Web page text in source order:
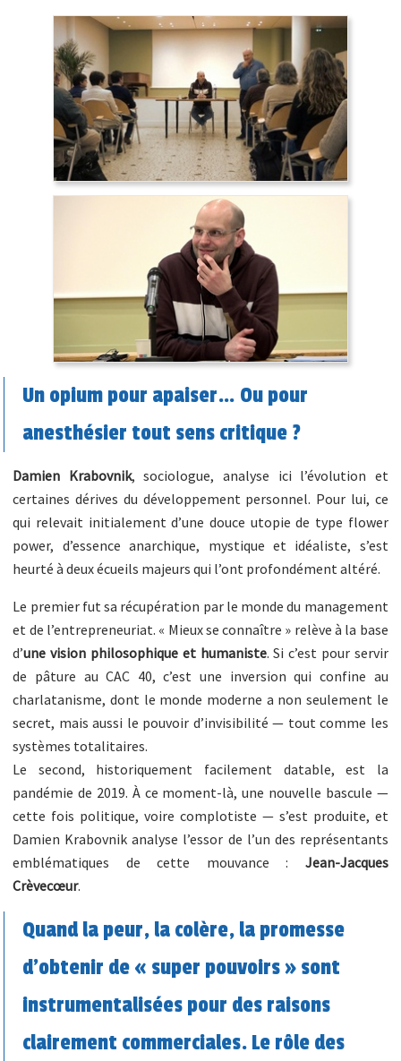
Un opium pour apaiser… Ou pour
anesthésier tout sens critique ?
Damien Krabovnik, sociologue, analyse ici l’évolution et
certaines dérives du développement personnel. Pour lui, ce
qui relevait initialement d’une douce utopie de type flower
power, d’essence anarchique, mystique et idéaliste, s’est
heurté à deux écueils majeurs qui l’ont profondément altéré.
Le premier fut sa récupération par le monde du management
et de l’entrepreneuriat. « Mieux se connaître » relève à la base
d’une vision philosophique et humaniste. Si c’est pour servir
de pâture au CAC 40, c’est une inversion qui confine au
charlatanisme, dont le monde moderne a non seulement le
secret, mais aussi le pouvoir d’invisibilité — tout comme les
systèmes totalitaires.
Le second, historiquement facilement datable, est la
pandémie de 2019. À ce moment-là, une nouvelle bascule —
cette fois politique, voire complotiste — s’est produite, et
Damien Krabovnik analyse l’essor de l’un des représentants
emblématiques de cette mouvance : Jean-Jacques
Crèvecœur.
Quand la peur, la colère, la promesse
d’obtenir de « super pouvoirs » sont
instrumentalisées pour des raisons
clairement commerciales. Le rôle des